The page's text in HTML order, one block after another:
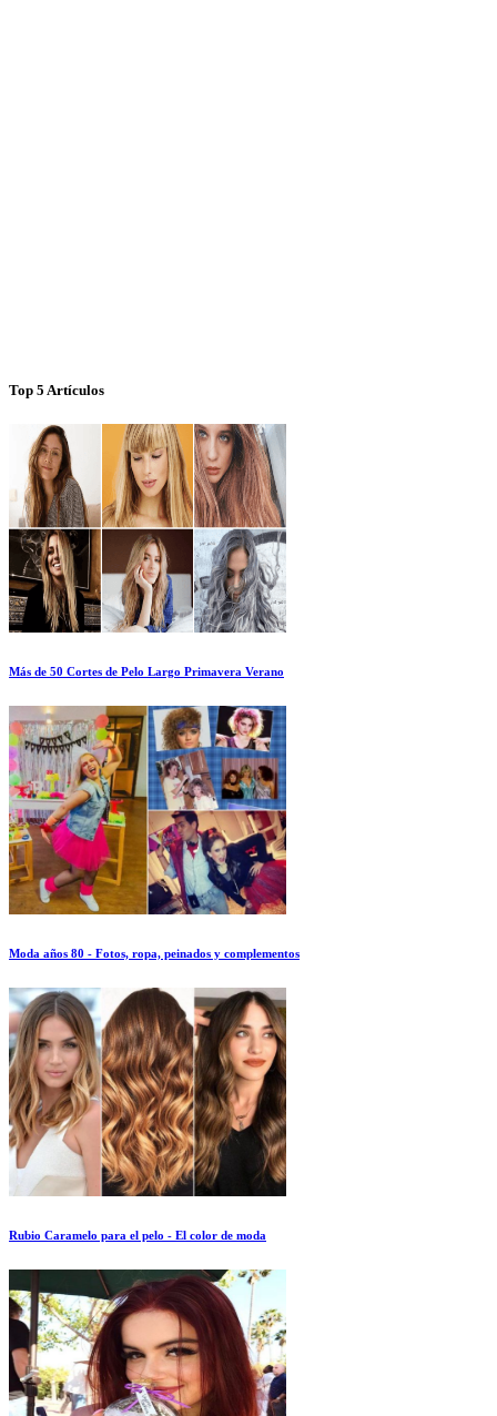
Top 5 Artículos
Más de 50 Cortes de Pelo Largo Primavera Verano
Moda años 80 - Fotos, ropa, peinados y complementos
Rubio Caramelo para el pelo - El color de moda